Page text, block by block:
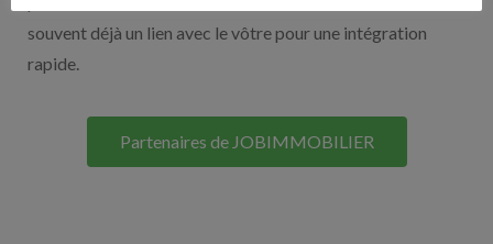
souvent déjà un lien avec le vôtre pour une intégration
rapide.
Partenaires de JOBIMMOBILIER